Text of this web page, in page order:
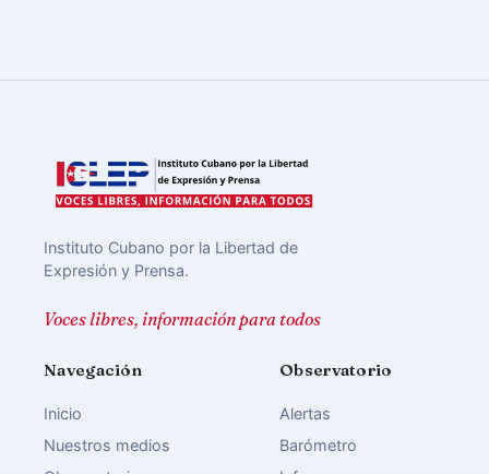
Instituto Cubano por la Libertad de
Expresión y Prensa.
Voces libres, información para todos
Navegación
Inicio
Nuestros medios
Observatorio
Alertas
Barómetro